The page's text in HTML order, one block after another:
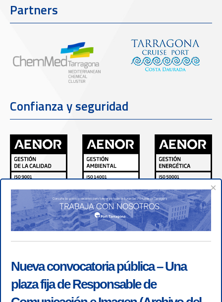
Partners
Confianza y seguridad
×
Nueva convocatoria pública – Una
plaza fija de Responsable de